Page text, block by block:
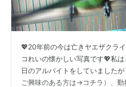
💖20年前の今は亡きヤエザクラ
コれいの懐かしい写真です💖私
日のアルバイトをしていました
ご興味のある方は→コチラ）、